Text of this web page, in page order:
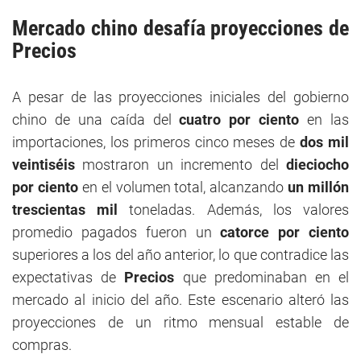
Mercado chino desafía proyecciones de
Precios
A pesar de las proyecciones iniciales del gobierno
chino de una caída delcuatro por ciento en las
importaciones, los primeros cinco meses dedos mil
veintiséis mostraron un incremento del dieciocho
por cientoen el volumen total, alcanzando un millón
trescientas mil
toneladas. Además, los valores
promedio pagados fueron uncatorce por ciento
superiores a los del año anterior, lo que contradice las
expectativas de Precios que predominaban en el
mercado al inicio del año. Este escenario alteró las
proyecciones de un ritmo mensual estable de
compras.